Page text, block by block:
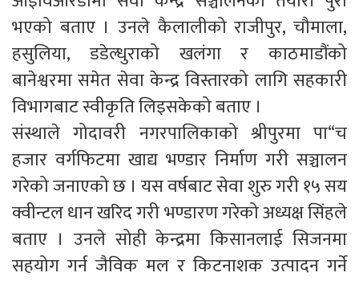
भएको बताए । उनले कैलालीको राजीपुर, चौमाला,
हसुलिया, डडेल्धुराको खलंगा र काठमाडौंको
बानेश्वरमा समेत सेवा केन्द्र विस्तारको लागि सहकारी
विभागबाट स्वीकृति लिइसकेको बताए ।
संस्थाले गोदावरी नगरपालिकाको श्रीपुरमा पा“च
हजार वर्गफिटमा खाद्य भण्डार निर्माण गरी सञ्चालन
गरेको जनाएको छ । यस वर्षबाट सेवा शुरु गरी १५ सय
क्वीन्टल धान खरिद गरी भण्डारण गरेको अध्यक्ष सिंहले
बताए । उनले सोही केन्द्रमा किसानलाई सिजनमा
सहयोग गर्न जैविक मल र किटनाशक उत्पादन गर्ने